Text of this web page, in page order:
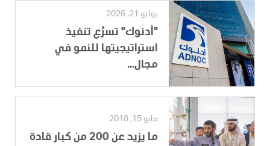
يوليو 21, 2026
"أدنوك" تسرِّع تنفيذ
استراتيجيتها للنمو في
مجال...
مايو 15, 2018
ما يزيد عن 200 من كبار قادة